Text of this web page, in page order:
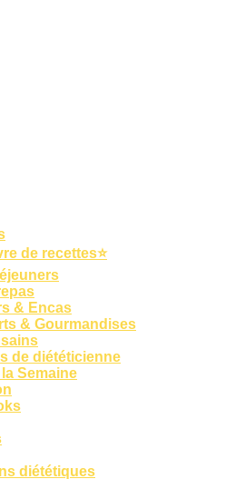
de recettes⭐
& Encas
& Gourmandises
de diététicienne
Semaine
diététiques